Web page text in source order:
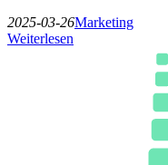
2025-03-26Marketing
Weiterlesen